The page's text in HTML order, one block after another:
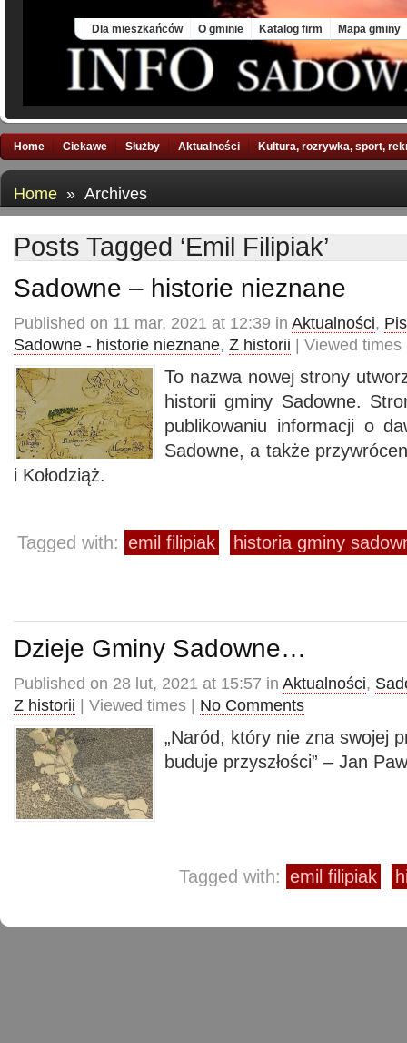
Dla mieszkańców O gminie Katalog firm Mapa gminy
Home Ciekawe Służby Aktualności Kultura, rozrywka, sport,
Home » Archives
Posts Tagged ‘Emil Filipiak’
Sadowne – historie nieznane
Published on 11 mar, 2021 at 12:39 in Aktualności,
Sadowne - historie nieznane, Z historii | Viewed
To nazwa nowej strony
historii gminy Sadowne.
publikowaniu informacji o
Sadowne, a także
i Kołodziąż.
Tagged with: emil filipiak historia gminy
Dzieje Gminy Sadowne…
Published on 28 lut, 2021 at 15:57 in Aktualności,
Z historii | Viewed times | No Comments
„Naród, który nie zna swojej
buduje przyszłości” – Jan
Tagged with: emil filipiak